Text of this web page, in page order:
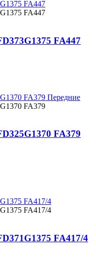
FA447
FA379
FA417/4